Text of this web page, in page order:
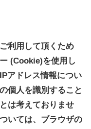
利用して頂くため
(Cookie)を使用し
アドレス情報につい
個人を識別すること
は考えておりませ
いては、ブラウザの